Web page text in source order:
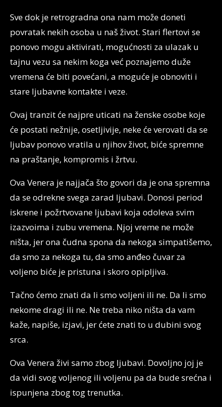
Sve dok je retrogradna ona nam može doneti
povratak nekih osoba u naš život. Stari flertovi se
ponovo mogu aktivirati, mogućnosti za ulazak u
tajnu vezu sa nekim koga već poznajemo duže
vremena će biti povećani, a moguće je obnoviti i
stare ljubavne kontakte i veze.
Ovaj tranzit će najpre uticati na ženske osobe koje
će postati nežnije, osetljivije, neke će verovati da se
ljubav ponovo vratila u njihov život, biće spremne
na praštanje, kompromis i žrtvu.
Ova Venera je najjača što govori da je ona spremna
da se odrekne svega zarad ljubavi. Donosi period
iskrene i požrtvovane ljubavi koja odoleva svim
izazvoima i zubu vremena. Njoj vreme ne može
ništa, jer ona čudna spona da nekoga simpatišemo,
da smo za nekoga tu, da smo anđeo čuvar za
voljeno biće je pristuna i skoro opipljiva.
Tačno ćemo znati da li smo voljeni ili ne. Da li smo
nekome dragi ili ne. Ne treba niko ništa da vam
kaže, napiše, izjavi, jer ćete znati to u dubini svog
srca.
Ova Venera živi samo zbog ljubavi. Dovoljno joj je
da vidi svog voljenog ili voljenu pa da bude srećna i
ispunjena zbog tog trenutka.